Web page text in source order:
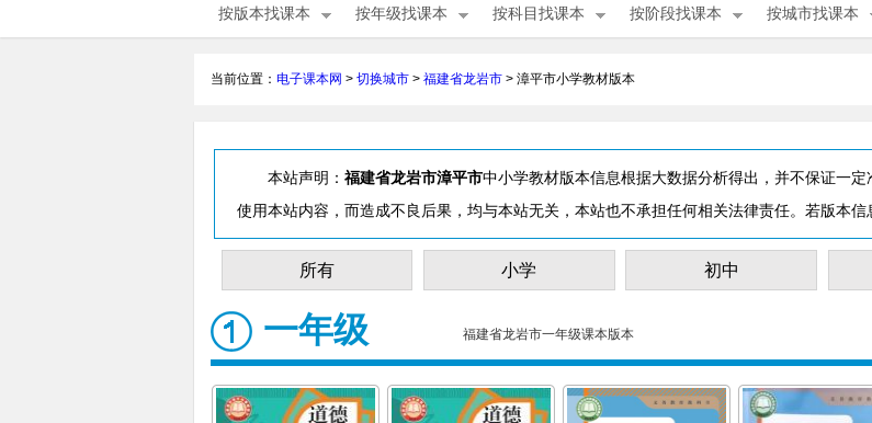
按版本找课本 按年级找课本 按科目找课本 按阶段找课本 按城市找课本
当前位置： 电子课本网 > 切换城市 > 福建省龙岩市 > 漳平市小学教材版本
本站声明： 福建省龙岩市漳平市中小学教材版本信息根据大数据分析得出，并不保证一
使用本站内容，而造成不良后果，均与本站无关，本站也不承担任何相关法律责任。若版本信
所有 小学 初中
一年级 福建省龙岩市一年级课本版本